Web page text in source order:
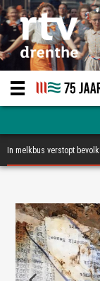
In melkbus verstopt